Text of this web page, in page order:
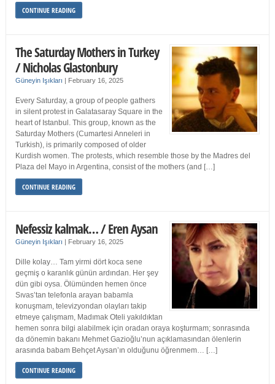
CONTINUE READING
The Saturday Mothers in Turkey
/ Nicholas Glastonbury
Güneyin Işıkları | February 16, 2025
Every Saturday, a group of people gathers
in silent protest in Galatasaray Square in the
heart of Istanbul. This group, known as the
Saturday Mothers (Cumartesi Anneleri in
Turkish), is primarily composed of older
Kurdish women. The protests, which resemble those by the Madres del
Plaza del Mayo in Argentina, consist of the mothers (and […]
CONTINUE READING
Nefessiz kalmak… / Eren Aysan
Güneyin Işıkları | February 16, 2025
Dille kolay… Tam yirmi dört koca sene
geçmiş o karanlık günün ardından. Her şey
dün gibi oysa. Ölümünden hemen önce
Sıvas’tan telefonla arayan babamla
konuşmam, televizyondan olayları takip
etmeye çalışmam, Madımak Oteli yakıldıktan
hemen sonra bilgi alabilmek için oradan oraya koşturmam; sonrasında
da dönemin bakanı Mehmet Gazioğlu’nun açıklamasından ölenlerin
arasında babam Behçet Aysan’ın olduğunu öğrenmem… […]
CONTINUE READING